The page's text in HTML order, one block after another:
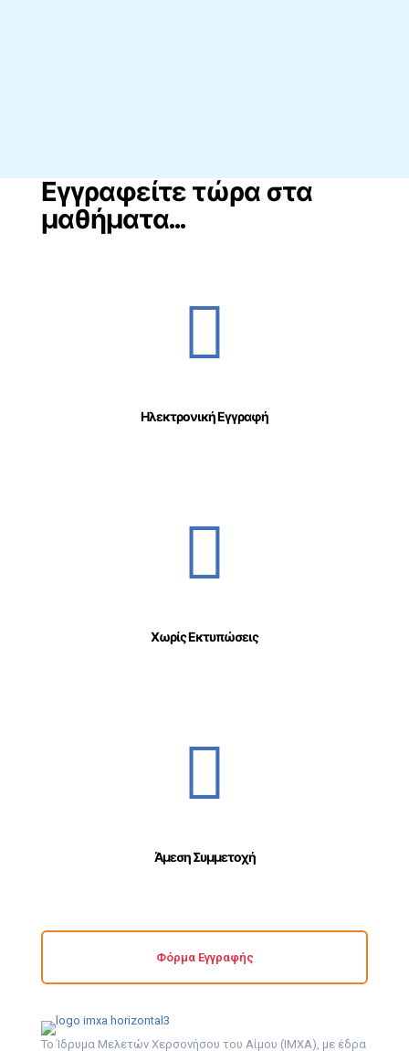
Εγγραφείτε τώρα στα
μαθήματα...
Ηλεκτρονική Εγγραφή
Χωρίς Εκτυπώσεις
Άμεση Συμμετοχή
Φόρμα Εγγραφής
Το Ίδρυμα Μελετών Χερσονήσου του Αίμου (ΙΜΧΑ), με έδρα